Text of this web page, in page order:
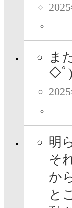
ま
◇ﾟ)
明
そ
か
と